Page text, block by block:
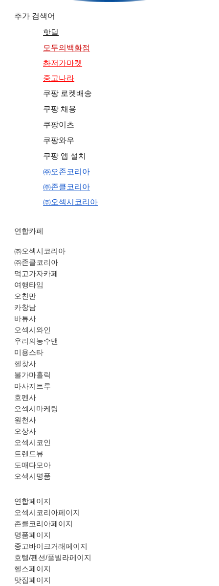
추가 검색어
핫딜
모두의백화점
촤저가마켓
중고나라
쿠팡 로켓배송
쿠팡 채용
쿠팡이츠
쿠팡와우
쿠팡 앱 설치
㈜오존코리아
㈜존클코리아
㈜오섹시코리아
연합카페
㈜오섹시코리아
㈜존클코리아
먹고가자카페
여행타임
오친만
카창남
바튜사
오섹시와인
우리의농수맨
미용스타
헬찾사
불가마홀릭
마사지트루
호펜사
오섹시마케팅
원천사
오상사
오섹시코인
트렌드뷰
도매다모아
오섹시명품
연합페이지
오섹시코리아페이지
존클코리아페이지
명품페이지
중고바이크거래페이지
호텔/펜션/풀빌라페이지
헬스페이지
맛집페이지